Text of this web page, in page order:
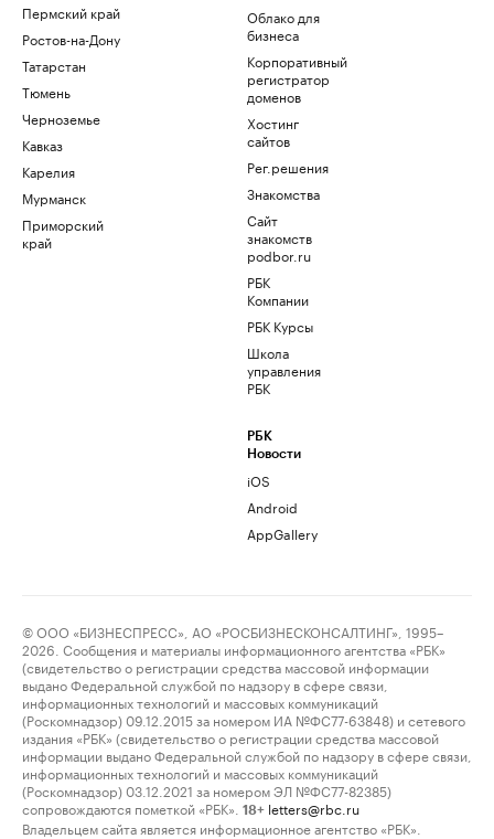
Пермский край
Ростов-на-Дону
Татарстан
Тюмень
Черноземье
Кавказ
Карелия
Мурманск
Приморский
край
Облако для
бизнеса
Корпоративный
регистратор
доменов
Хостинг
сайтов
Рег.решения
Знакомства
Сайт
знакомств
podbor.ru
РБК
Компании
РБК Курсы
Школа
управления
РБК
РБК
Новости
iOS
Android
AppGallery
© ООО «БИЗНЕСПРЕСС», АО «РОСБИЗНЕСКОНСАЛТИНГ», 1995–
2026. Сообщения и материалы информационного агентства «РБК»
(свидетельство о регистрации средства массовой информации
выдано Федеральной службой по надзору в сфере связи,
информационных технологий и массовых коммуникаций
(Роскомнадзор) 09.12.2015 за номером ИА №ФС77-63848) и сетевого
издания «РБК» (свидетельство о регистрации средства массовой
информации выдано Федеральной службой по надзору в сфере связи,
информационных технологий и массовых коммуникаций
(Роскомнадзор) 03.12.2021 за номером ЭЛ №ФС77-82385)
сопровождаются пометкой «РБК».
18+ letters@rbc.ru
Владельцем сайта является информационное агентство «РБК».